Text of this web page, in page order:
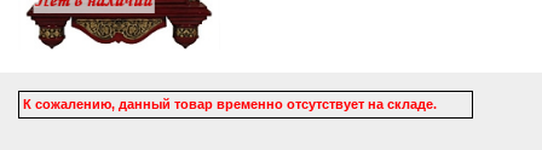
К сожалению, данный товар временно отсутствует на складе.